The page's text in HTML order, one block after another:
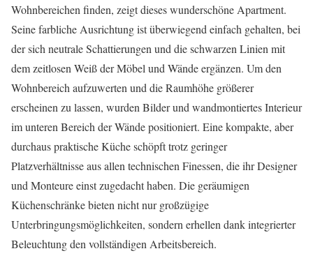
Wohnbereichen finden, zeigt dieses wunderschöne Apartment.
Seine farbliche Ausrichtung ist überwiegend einfach gehalten, bei
der sich neutrale Schattierungen und die schwarzen Linien mit
dem zeitlosen Weiß der Möbel und Wände ergänzen. Um den
Wohnbereich aufzuwerten und die Raumhöhe größerer
erscheinen zu lassen, wurden Bilder und wandmontiertes Interieur
im unteren Bereich der Wände positioniert. Eine kompakte, aber
durchaus praktische Küche schöpft trotz geringer
Platzverhältnisse aus allen technischen Finessen, die ihr Designer
und Monteure einst zugedacht haben. Die geräumigen
Küchenschränke bieten nicht nur großzügige
Unterbringungsmöglichkeiten, sondern erhellen dank integrierter
Beleuchtung den vollständigen Arbeitsbereich.